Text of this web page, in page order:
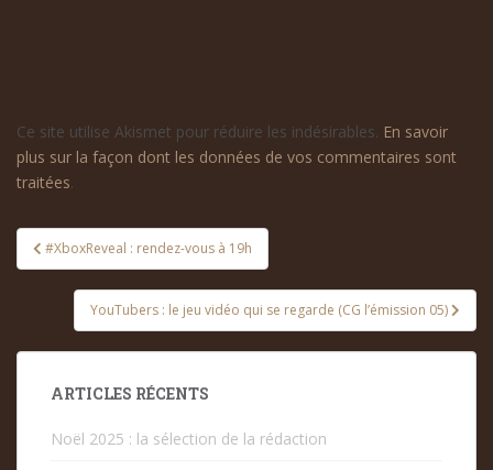
Ce site utilise Akismet pour réduire les indésirables. En savoir
plus sur la façon dont les données de vos commentaires sont
traitées.
Navigation
de
l’article
#XboxReveal : rendez-vous à 19h
YouTubers : le jeu vidéo qui se regarde (CG l’émission 05)
ARTICLES RÉCENTS
Noël 2025 : la sélection de la rédaction